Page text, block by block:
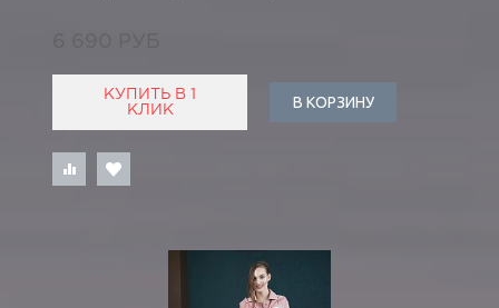
6 690 РУБ
КУПИТЬ В 1
КЛИК
В КОРЗИНУ